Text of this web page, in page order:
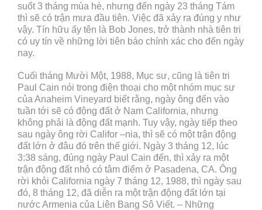
suốt 3 tháng mùa hè, nhưng đến ngày 23 tháng Tám
thì sẽ có trận mưa đầu tiên. Việc đã xảy ra đúng y như
vậy. Tín hữu ấy tên là Bob Jones, trở thành nhà tiên tri
có uy tín về những lời tiên báo chính xác cho đến ngày
nay.
Cuối tháng Mười Một, 1988, Mục sư, cũng là tiên tri
Paul Cain nói trong điện thoại cho một nhóm mục sư
của Anaheim Vineyard biết rằng, ngày ông đến vào
tuần tới sẽ có động đất ở Nam California, nhưng
không phải là động đất mạnh. Tuy vậy, ngày tiếp theo
sau ngày ông rời Califor –nia, thì sẽ có một trận động
đất lớn ở đâu đó trên thế giới. Ngày 3 tháng 12, lúc
3:38 sáng, đúng ngày Paul Cain đến, thì xảy ra một
trận động đất nhỏ có tâm điểm ở Pasadena, CA. Ông
rời khỏi California ngày 7 tháng 12, 1988, thì ngày sau
đó, 8 tháng 12, đã diễn ra một trận động đất lớn tại
nước Armenia của Liên Bang Sô Viết. – Những